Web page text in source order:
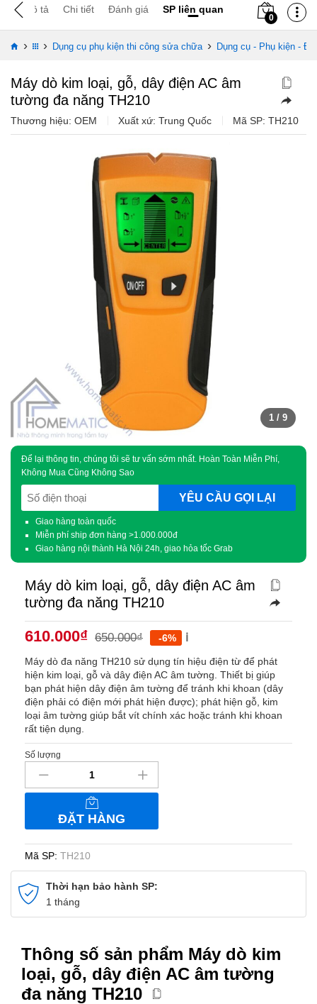
Mô tả Chi tiết Đánh giá SP liên quan
0
› › Dụng cụ phụ kiện thi công sửa chữa › Dụng cụ - Phụ kiện - Đo
Máy dò kim loại, gỗ, dây điện AC âm
tường đa năng TH210
Thương hiệu: OEM Xuất xứ: Trung Quốc Mã SP: TH210
1 / 9
Để lại thông tin, chúng tôi sẽ tư vấn sớm nhất. Hoàn Toàn Miễn Phí,
Không Mua Cũng Không Sao
SĐT
(Required)
Giao hàng toàn quốc
Miễn phí ship đơn hàng >1.000.000đ
Giao hàng nội thành Hà Nội 24h, giao hỏa tốc Grab
Máy dò kim loại, gỗ, dây điện AC âm
tường đa năng TH210
610.000₫ 650.000₫ -6% ℹ️
Máy dò đa năng TH210 sử dụng tín hiệu điện từ để phát
hiện kim loại, gỗ và dây điện AC âm tường. Thiết bị giúp
bạn phát hiện dây điện âm tường để tránh khi khoan (dây
điện phải có điện mới phát hiện được); phát hiện gỗ, kim
loại âm tường giúp bắt vít chính xác hoặc tránh khi khoan
rất tiện dụng.
Máy
kim
điện
âm
tường
đa
TH210
số
lượng
Số lượng
ĐẶT HÀNG
Mã SP: TH210
Thời hạn bảo hành SP:
1 tháng
Thông số sản phẩm Máy dò kim
loại, gỗ, dây điện AC âm tường
đa năng TH210